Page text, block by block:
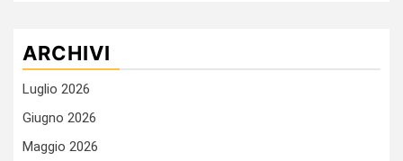
ARCHIVI
Luglio 2026
Giugno 2026
Maggio 2026